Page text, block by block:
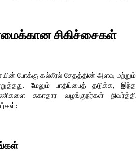
சிகிச்சைகள்
போக்கு கல்லீரல் சேதத்தின் அளவு மற்றும்
மேலும் பாதிப்பைத் தடுக்க, இந்த
சுகாதார வழங்குநர்கள் நிவர்த்தி